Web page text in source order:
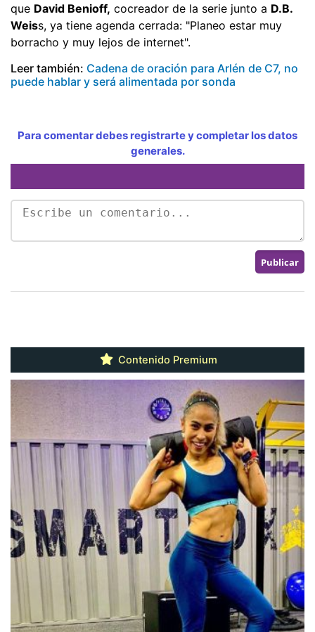
que David Benioff, cocreador de la serie junto a D.B.
Weiss, ya tiene agenda cerrada: "Planeo estar muy
borracho y muy lejos de internet".
Leer también: Cadena de oración para Arlén de C7, no
puede hablar y será alimentada por sonda
Para comentar debes registrarte y completar los datos
generales.
Contenido Premium